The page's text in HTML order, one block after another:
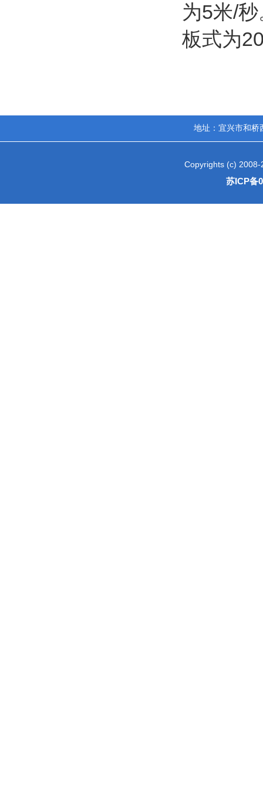
为5米/
板式为
地址：宜兴市和
Copyrights (c) 2008-
苏ICP备